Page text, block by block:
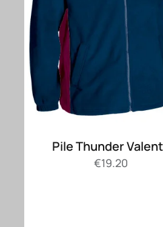
Pile Thunder
€19.20